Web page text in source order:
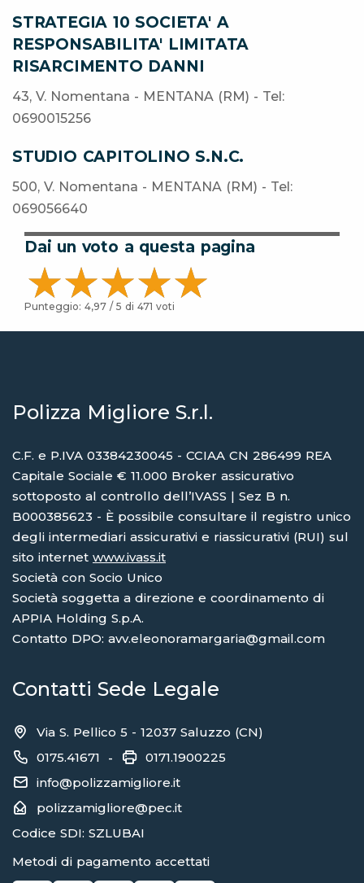
STRATEGIA 10 SOCIETA' A
RESPONSABILITA' LIMITATA
RISARCIMENTO DANNI
43, V. Nomentana - MENTANA (RM) - Tel:
0690015256
STUDIO CAPITOLINO S.N.C.
500, V. Nomentana - MENTANA (RM) - Tel:
069056640
Dai un voto a questa pagina
Punteggio: 4,97 / 5 di 471 voti
Polizza Migliore S.r.l.
C.F. e P.IVA 03384230045 - CCIAA CN 286499 REA
Capitale Sociale € 11.000 Broker assicurativo
sottoposto al controllo dell’IVASS | Sez B n.
B000385623 - È possibile consultare il registro unico
degli intermediari assicurativi e riassicurativi (RUI) sul
sito internet www.ivass.it
Società con Socio Unico
Società soggetta a direzione e coordinamento di
APPIA Holding S.p.A.
Contatto DPO: avv.eleonoramargaria@gmail.com
Contatti Sede Legale
Via S. Pellico 5 - 12037 Saluzzo (CN)
0175.41671 -
0171.1900225
info@polizzamigliore.it
polizzamigliore@pec.it
Codice SDI: SZLUBAI
Metodi di pagamento accettati